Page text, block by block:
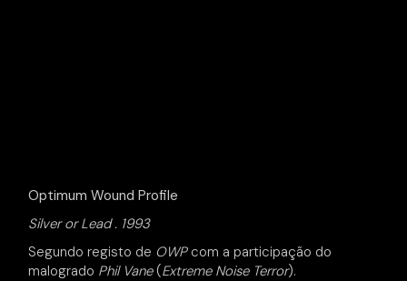
Optimum Wound Profile
Silver or Lead . 1993
Segundo registo de OWPcom a participação do
malogrado Phil Vane(Extreme Noise Terror).